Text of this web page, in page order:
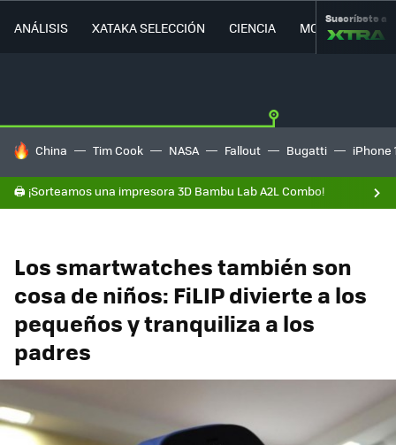
ANÁLISIS XATAKA SELECCIÓN CIENCIA MOVILIDAD
Suscríbete a
HOY SE HABLA DE
China Tim Cook NASA Fallout Bugatti iPhone
🖨️ ¡Sorteamos una impresora 3D Bambu Lab A2L Combo!
Los smartwatches también son
cosa de niños: FiLIP divierte a los
pequeños y tranquiliza a los
padres